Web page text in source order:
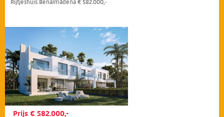
Rijtjeshuis Benalmádena € 582.000,-
Prijs € 582.000,-